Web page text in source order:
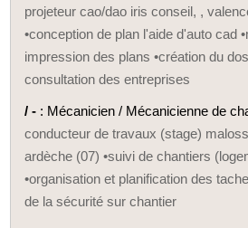
projeteur cao/dao iris conseil, ,
•conception de plan l'aide d'auto cad
impression des plans •création du
consultation des entreprises
/ - : Mécanicien / Mécanicienne de
conducteur de travaux (stage)
ardèche (07) •suivi de chantiers
•organisation et planification des
de la sécurité sur chantier